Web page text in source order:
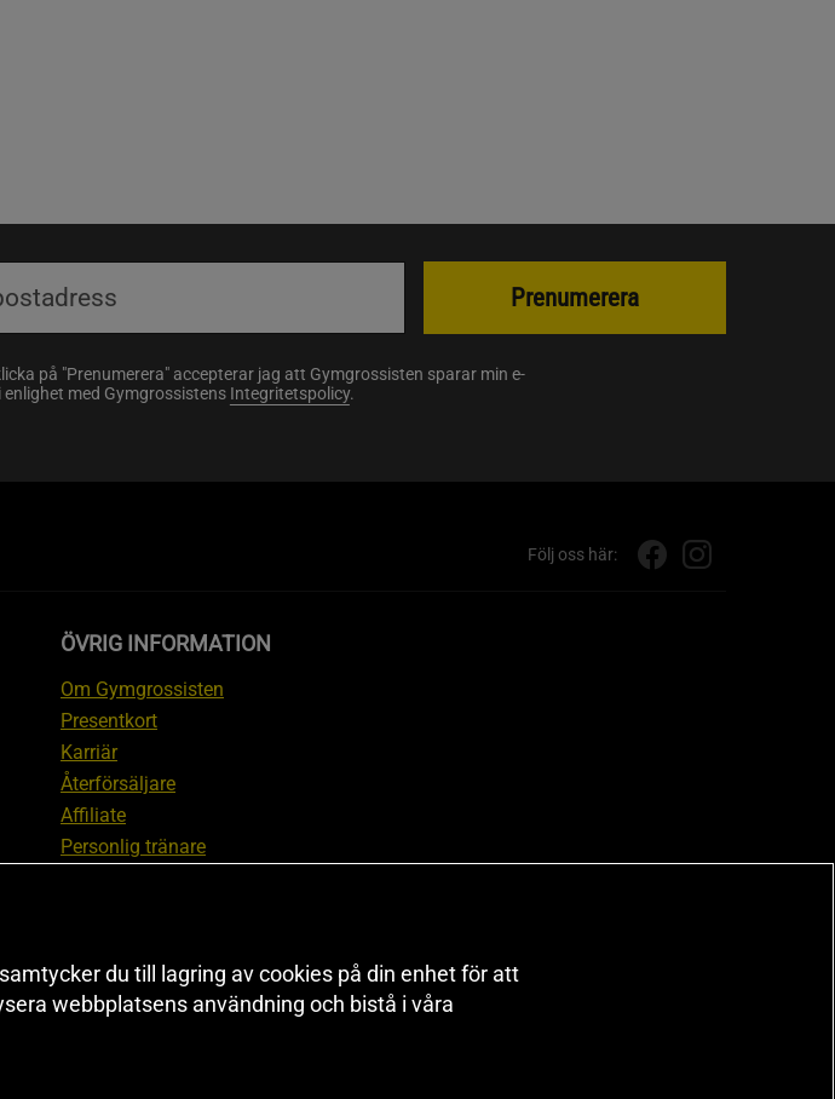
på "Prenumerera" accepterar jag att Gymgrossisten sparar min e-
enlighet med Gymgrossistens Integritetspolicy.
Prenumerera
Följ oss här:
ÖVRIG INFORMATION
Om Gymgrossisten
Presentkort
Karriär
Återförsäljare
Affiliate
Personlig tränare
Black Friday
Artiklar & Övningar
du till lagring av cookies på din enhet för att
webbplatsens användning och bistå i våra